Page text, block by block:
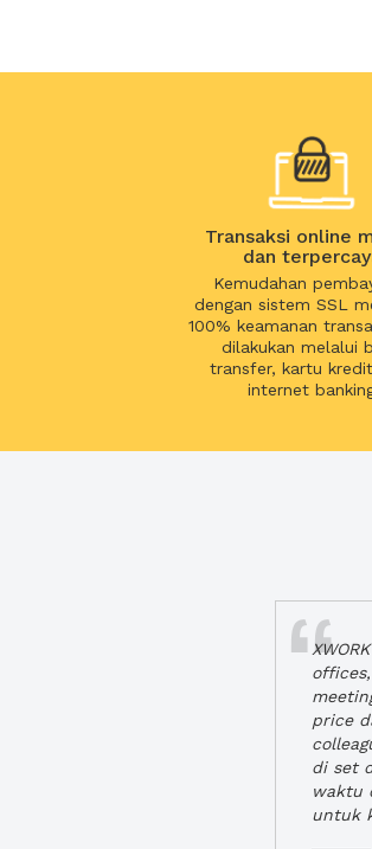
Transaksi online
dan
Kemudahan
dengan sistem SSL
100% keamanan
dilakukan melalui
transfer, kartu
internet
price
di set
waktu
untuk